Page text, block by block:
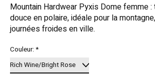
Mountain Hardwear Pyxis Dome femme
douce en polaire, idéale pour la
journées froides en ville.
Couleur:*